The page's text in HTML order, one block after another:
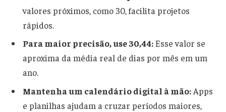
valores próximos, como 30, facilita projetos
rápidos.
Para maior precisão, use 30,44:Esse valor se
aproxima da média real de dias por mês em um
ano.
Mantenha um calendário digital à mão: Apps
e planilhas ajudam a cruzar períodos maiores,